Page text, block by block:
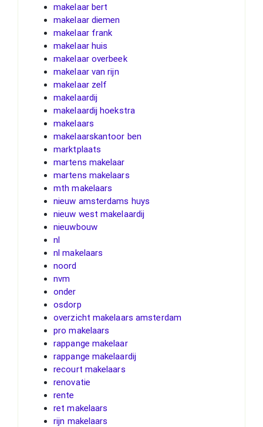
makelaar bert
makelaar diemen
makelaar frank
makelaar huis
makelaar overbeek
makelaar van rijn
makelaar zelf
makelaardij
makelaardij hoekstra
makelaars
makelaarskantoor ben
marktplaats
martens makelaar
martens makelaars
mth makelaars
nieuw amsterdams huys
nieuw west makelaardij
nieuwbouw
nl
nl makelaars
noord
nvm
onder
osdorp
overzicht makelaars amsterdam
pro makelaars
rappange makelaar
rappange makelaardij
recourt makelaars
renovatie
rente
ret makelaars
rijn makelaars